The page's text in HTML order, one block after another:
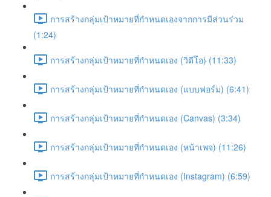
การสร้างกลุ่มเป้าหมายที่กำหนดเองจากการมีส่วนร่วม
(1:24)
การสร้างกลุ่มเป้าหมายที่กำหนดเอง (วิดีโอ) (11:33)
การสร้างกลุ่มเป้าหมายที่กำหนดเอง (แบบฟอร์ม) (6:41)
การสร้างกลุ่มเป้าหมายที่กำหนดเอง (Canvas) (3:34)
การสร้างกลุ่มเป้าหมายที่กำหนดเอง (หน้าเพจ) (11:26)
การสร้างกลุ่มเป้าหมายที่กำหนดเอง (Instagram) (6:59)